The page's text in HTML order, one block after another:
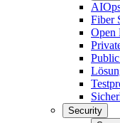
Fiber
Security